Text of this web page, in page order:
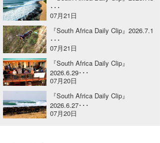
･･･
07月21日
『South Africa Daily Clip』2026.7.1
･･･
07月21日
『South Africa Daily Clip』
2026.6.29･･･
07月20日
『South Africa Daily Clip』
2026.6.27･･･
07月20日
NOBUFUKU
大野”MAR”修聖
喜納海人
G◎Da
H
KID
KOBU
MIN